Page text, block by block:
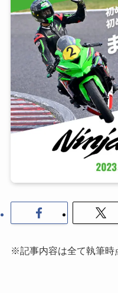
※記事内容は全て執筆時